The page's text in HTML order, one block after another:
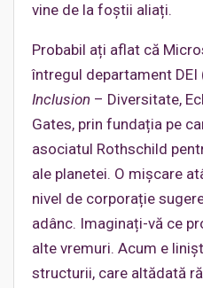
vine de la foștii aliați.
Probabil ați aflat că
întregul departament DEI
Inclusion – Diversitate,
Gates, prin fundația pe
asociatul Rothschild
ale planetei. O mișcare
nivel de corporație
adânc. Imaginați-vă ce
alte vremuri. Acum e
structurii, care altădată